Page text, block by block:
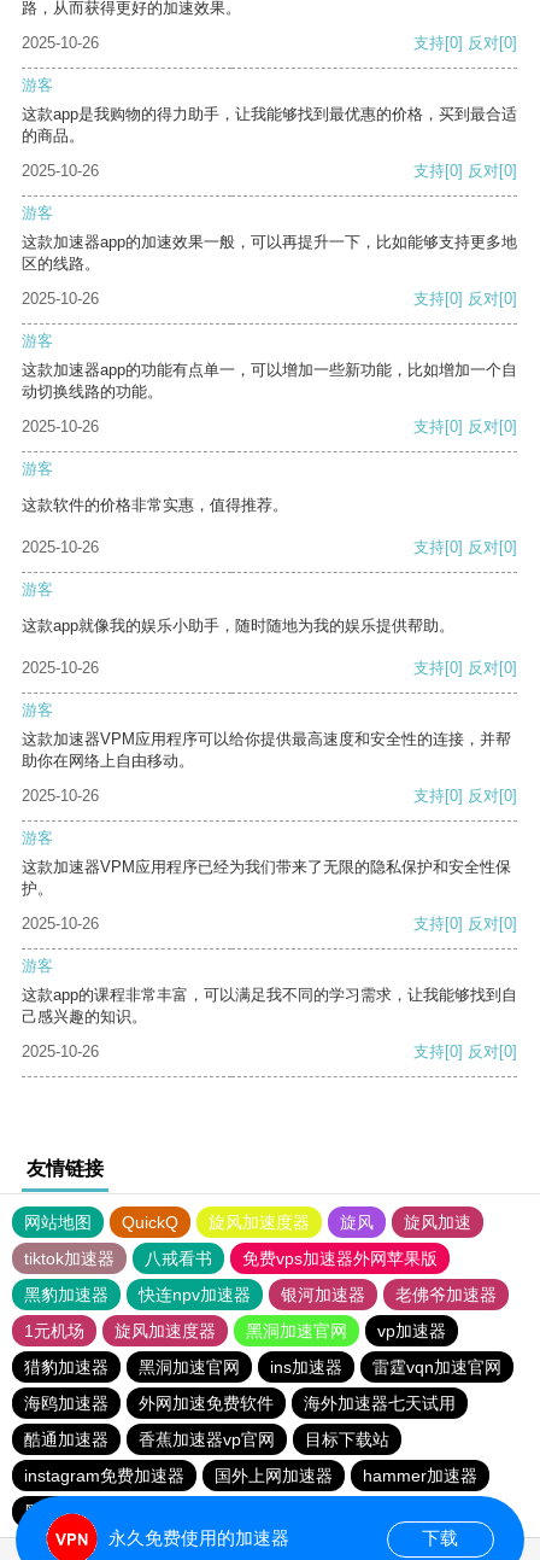
路，从而获得更好的加速效果。
2025-10-26
支持[0] 反对[0]
游客
这款app是我购物的得力助手，让我能够找到最优惠的价格，买到最合适
的商品。
2025-10-26
支持[0] 反对[0]
游客
这款加速器app的加速效果一般，可以再提升一下，比如能够支持更多地
区的线路。
2025-10-26
支持[0] 反对[0]
游客
这款加速器app的功能有点单一，可以增加一些新功能，比如增加一个自
动切换线路的功能。
2025-10-26
支持[0] 反对[0]
游客
这款软件的价格非常实惠，值得推荐。
2025-10-26 支持[0] 反对[0]
游客
这款app就像我的娱乐小助手，随时随地为我的娱乐提供帮助。
2025-10-26 支持[0] 反对[0]
游客
这款加速器VPM应用程序可以给你提供最高速度和安全性的连接，并帮
助你在网络上自由移动。
2025-10-26
支持[0] 反对[0]
游客
这款加速器VPM应用程序已经为我们带来了无限的隐私保护和安全性保
护。
2025-10-26
支持[0] 反对[0]
游客
这款app的课程非常丰富，可以满足我不同的学习需求，让我能够找到自
己感兴趣的知识。
2025-10-26
支持[0] 反对[0]
友情链接
网站地图 QuickQ 旋风加速度器 旋风
旋风加速
tiktok加速器
八戒看书
免费vps加速器外网苹果版
黑豹加速器
快连npv加速器 银河加速器
老佛爷加速器
1元机场
旋风加速度器 黑洞加速官网
vp加速器
猎豹加速器
黑洞加速官网 ins加速器
雷霆vqn加速官网
海鸥加速器
外网加速免费软件
海外加速器七天试用
酷通加速器
香蕉加速器vp官网
目标下载站
instagram免费加速器
国外上网加速器
hammer加速器
黑洞加速官网
永久免费使用的加速器 下载